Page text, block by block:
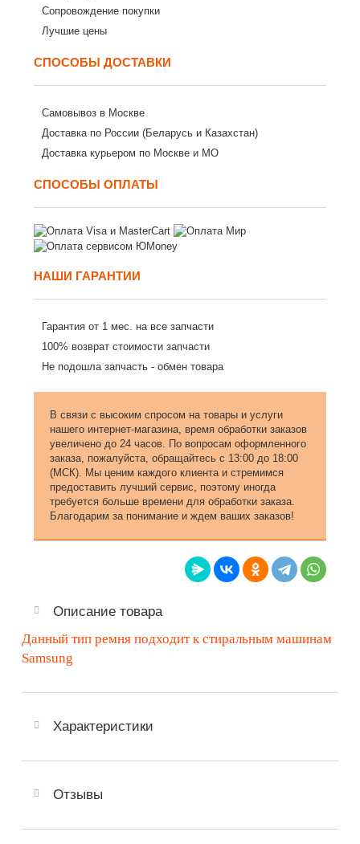
Сопровождение покупки
Лучшие цены
СПОСОБЫ ДОСТАВКИ
Самовывоз в Москве
Доставка по России (Беларусь и Казахстан)
Доставка курьером по Москве и МО
СПОСОБЫ ОПЛАТЫ
НАШИ ГАРАНТИИ
Гарантия от 1 мес. на все запчасти
100% возврат стоимости запчасти
Не подошла запчасть - обмен товара
В связи с высоким спросом на товары и услуги
нашего интернет-магазина, время обработки заказов
увеличено до 24 часов. По вопросам оформленного
заказа, пожалуйста, обращайтесь с 13:00 до 18:00
(МСК). Мы ценим каждого клиента и стремимся
предоставить лучший сервис, поэтому иногда
требуется больше времени для обработки заказа.
Благодарим за понимание и ждем ваших заказов!
Описание товара
Данный тип ремня подходит к стиральным машинам
Samsung
Характеристики
Отзывы